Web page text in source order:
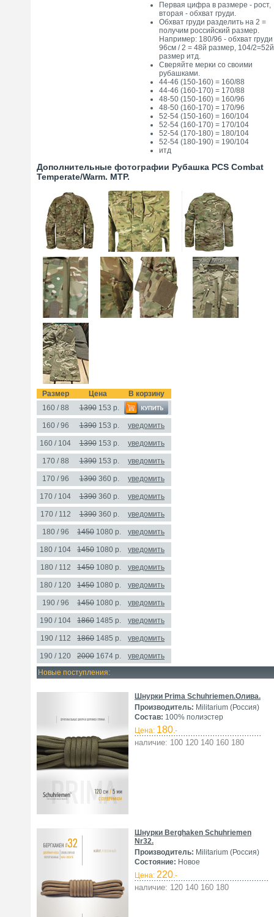
Первая цифра в размере - рост,
вторая - обхват груди.
Обхват груди разделить на 2 =
получим российский размер.
Например: 180/96 - обхват груди
96см / 2 = 48й размер, 104/2=52й
размер итд.
Сверяйте мерки со своими
рубашками.
44-46 (150-160) = 160/88
44-46 (160-170) = 170/88
48-50 (150-160) = 160/96
48-50 (160-170) = 170/96
52-54 (150-160) = 160/104
52-54 (160-170) = 170/104
52-54 (170-180) = 180/104
52-54 (180-190) = 190/104
итд
Дополнительные фотографии Рубашка PCS Combat
Temperate/Warm. MTP.
Размер Цена
В корзину
160 / 88
1390 153 р.
160 / 96 1390153 р. уведомить
160 / 104 1390153 р. уведомить
170 / 88 1390153 р. уведомить
170 / 96 1390360 р. уведомить
170 / 104 1390360 р. уведомить
170 / 112 1390360 р. уведомить
180 / 96 1450 1080 р. уведомить
180 / 104 1450 1080 р. уведомить
180 / 112 1450 1080 р. уведомить
180 / 120 1450 1080 р. уведомить
190 / 96 1450 1080 р. уведомить
190 / 104 1860 1485 р. уведомить
190 / 112 1860 1485 р. уведомить
190 / 120 2000 1674 р.
уведомить
Новые поступления:
Шнурки Prima Schuhriemen.Олива.
Производитель: Militarium (Россия)
Состав: 100% полиэстер
Цена: 180.-
наличие: 100 120 140 160 180
Шнурки Berghaken Schuhriemen
Nr32.
Производитель: Militarium (Россия)
Состояние: Новое
Цена: 220.-
наличие: 120 140 160 180